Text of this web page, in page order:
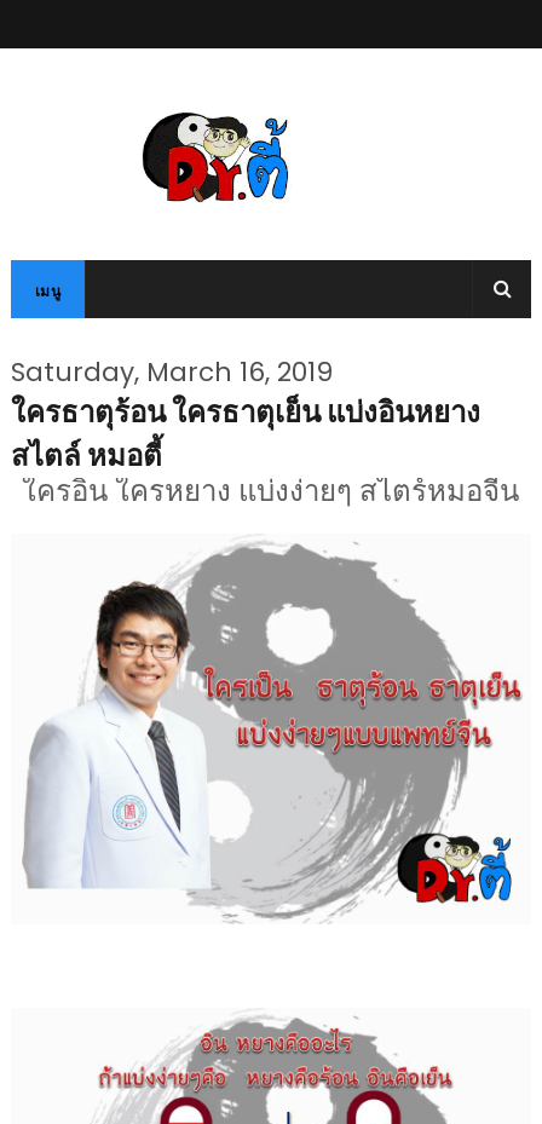
เมนู
Saturday, March 16, 2019
ใครธาตุร้อน ใครธาตุเย็น แบ่งอินหยาง
สไตล์ หมอตี้
ใครอิน ใครหยาง แบ่งง่ายๆ สไตร์หมอจีน